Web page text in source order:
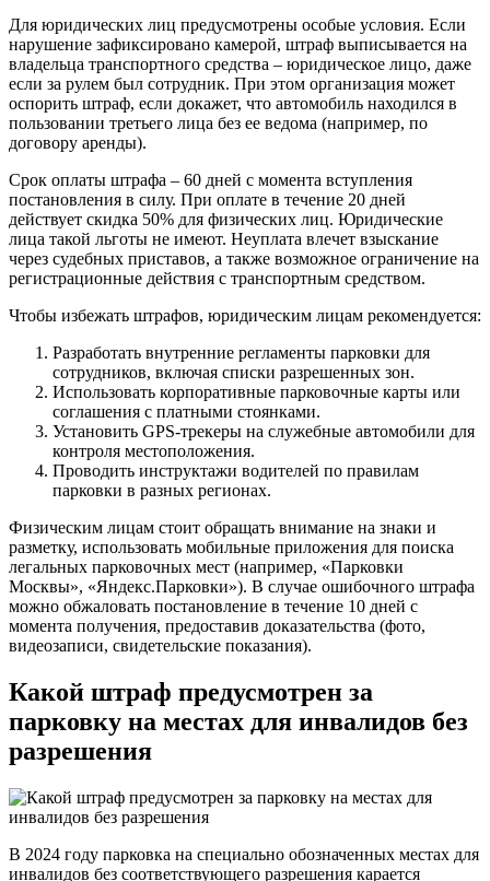
Для юридических лиц предусмотрены особые условия. Если
нарушение зафиксировано камерой, штраф выписывается на
владельца транспортного средства – юридическое лицо, даже
если за рулем был сотрудник. При этом организация может
оспорить штраф, если докажет, что автомобиль находился в
пользовании третьего лица без ее ведома (например, по
договору аренды).
Срок оплаты штрафа – 60 дней с момента вступления
постановления в силу. При оплате в течение 20 дней
действует скидка 50% для физических лиц. Юридические
лица такой льготы не имеют. Неуплата влечет взыскание
через судебных приставов, а также возможное ограничение на
регистрационные действия с транспортным средством.
Чтобы избежать штрафов, юридическим лицам рекомендуется:
Разработать внутренние регламенты парковки для
сотрудников, включая списки разрешенных зон.
Использовать корпоративные парковочные карты или
соглашения с платными стоянками.
Установить GPS-трекеры на служебные автомобили для
контроля местоположения.
Проводить инструктажи водителей по правилам
парковки в разных регионах.
Физическим лицам стоит обращать внимание на знаки и
разметку, использовать мобильные приложения для поиска
легальных парковочных мест (например, «Парковки
Москвы», «Яндекс.Парковки»). В случае ошибочного штрафа
можно обжаловать постановление в течение 10 дней с
момента получения, предоставив доказательства (фото,
видеозаписи, свидетельские показания).
Какой штраф предусмотрен за
парковку на местах для инвалидов без
разрешения
В 2024 году парковка на специально обозначенных местах для
инвалидов без соответствующего разрешения карается